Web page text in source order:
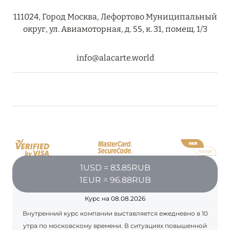
HÔTEL BARRIÈRE LES NEIGES
Подробнее
ВЫГОДНАЯ АРИФМЕТИКА ОТ ULTIMA GSTAAD
И ULTIMA COURCHEVEL
Подробнее
111024, Город Москва, Лефортово Муниципальный
округ, ул. Авиамоторная, д. 55, к. 31, помещ. 1/3
info@alacarte.world
1USD = 83.85RUB
1EUR = 96.88RUB
Курс на 08.08.2026
Внутренний курс компании выставляется ежедневно в 10
утра по московскому времени. В ситуациях повышенной